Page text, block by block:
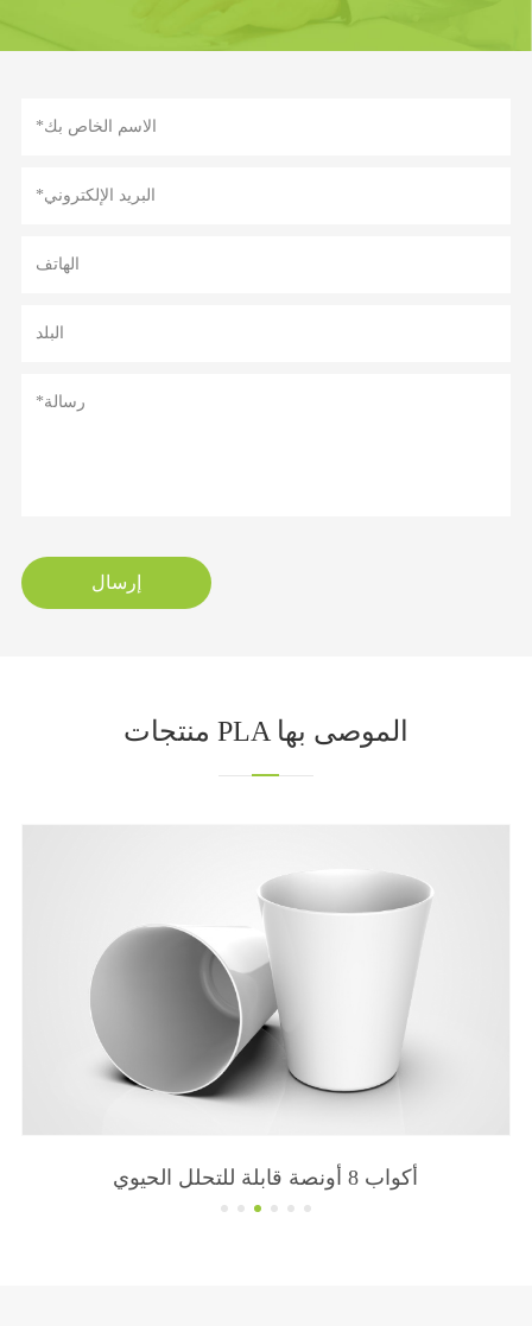
إرسال
منتجات PLA الموصى بها
أكواب 8 أونصة قابلة للتحلل الحيوي